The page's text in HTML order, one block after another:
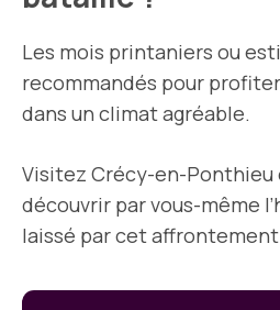
Les mois printaniers ou
recommandés pour
dans un climat agréable.
Visitez Crécy-en-Ponthieu
découvrir par vous-même
laissé par cet